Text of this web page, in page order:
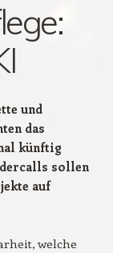
und
das
künftig
sollen
auf
welche